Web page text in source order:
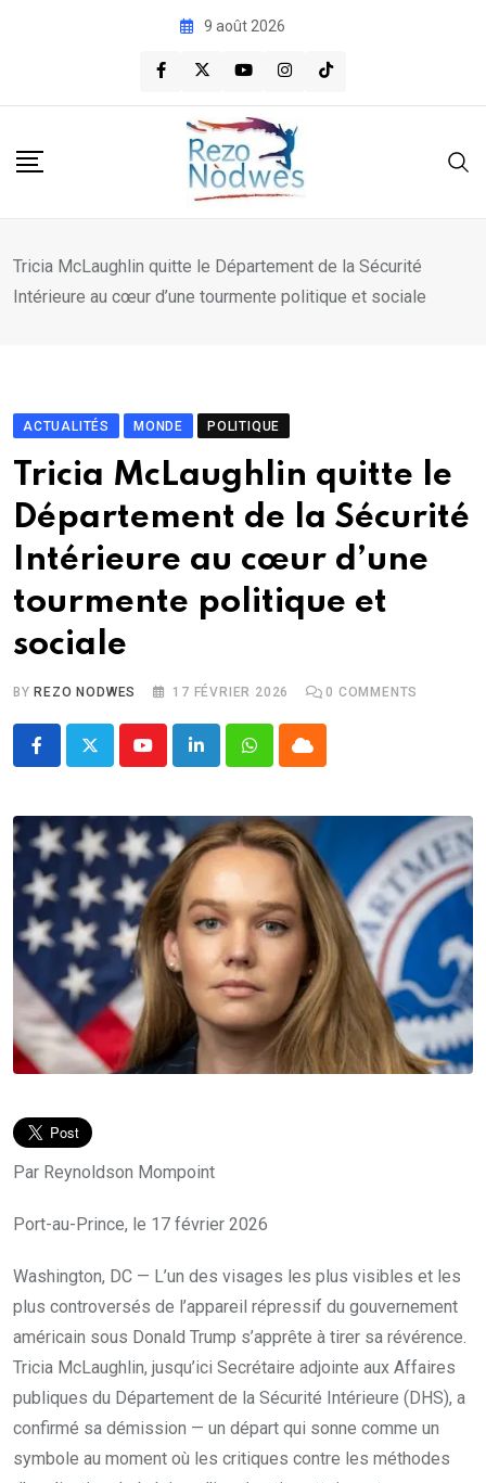
9 août 2026
Tricia McLaughlin quitte le Département de la Sécurité
Intérieure au cœur d’une tourmente politique et sociale
ACTUALITÉS MONDE POLITIQUE
Tricia McLaughlin quitte le
Département de la Sécurité
Intérieure au cœur d’une
tourmente politique et
sociale
BY REZO NODWES 17 FÉVRIER 2026 0 COMMENTS
YoutubeLinkedInWhatsappCloud
Par Reynoldson Mompoint
Port-au-Prince, le 17 février 2026
Washington, DC — L’un des visages les plus visibles et les
plus controversés de l’appareil répressif du gouvernement
américain sous Donald Trump s’apprête à tirer sa révérence.
Tricia McLaughlin, jusqu’ici Secrétaire adjointe aux Affaires
publiques du Département de la Sécurité Intérieure (DHS), a
confirmé sa démission — un départ qui sonne comme un
symbole au moment où les critiques contre les méthodes